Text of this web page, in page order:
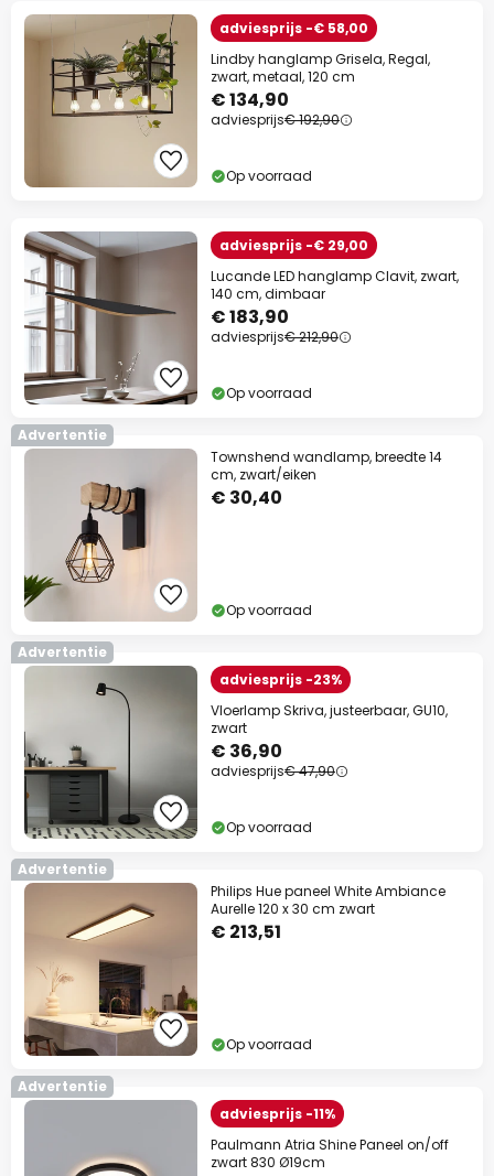
adviesprijs -€ 58,00
Lindby hanglamp Grisela, Regal,
zwart, metaal, 120 cm
€ 134,90
adviesprijs€ 192,90
Op voorraad
adviesprijs -€ 29,00
Lucande LED hanglamp Clavit, zwart,
140 cm, dimbaar
€ 183,90
adviesprijs€ 212,90
Op voorraad
Advertentie
Townshend wandlamp, breedte 14
cm, zwart/eiken
€ 30,40
Op voorraad
Advertentie
adviesprijs -23%
Vloerlamp Skriva, justeerbaar, GU10,
zwart
€ 36,90
adviesprijs€ 47,90
Op voorraad
Advertentie
Philips Hue paneel White Ambiance
Aurelle 120 x 30 cm zwart
€ 213,51
Op voorraad
Advertentie
adviesprijs -11%
Paulmann Atria Shine Paneel on/off
zwart 830 Ø19cm